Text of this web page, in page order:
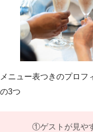
メニュー表つきのプロ
の3つ
①ゲストが見や